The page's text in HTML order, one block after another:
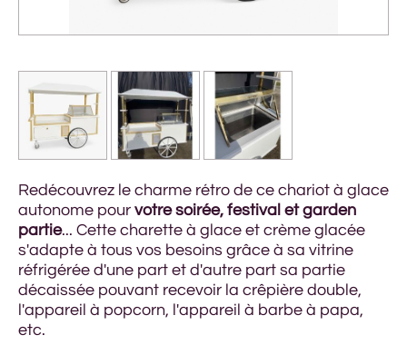
Redécouvrez le charme rétro de ce chariot à glace
autonome pour votre soirée, festival et garden
partie... Cette charette à glace et crème glacée
s'adapte à tous vos besoins grâce à sa vitrine
réfrigérée d'une part et d'autre part sa partie
décaissée pouvant recevoir la crêpière double,
l'appareil à popcorn, l'appareil à barbe à papa,
etc.